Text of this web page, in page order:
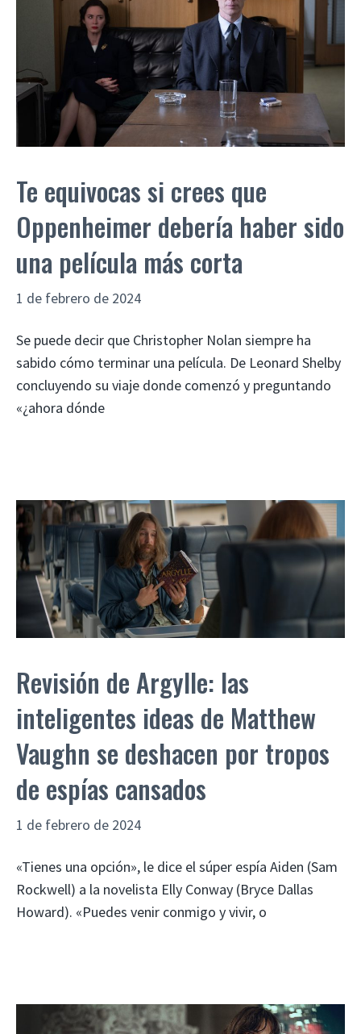
Te equivocas si crees que
Oppenheimer debería haber sido
una película más corta
1 de febrero de 2024
Se puede decir que Christopher Nolan siempre ha
sabido cómo terminar una película. De Leonard Shelby
concluyendo su viaje donde comenzó y preguntando
«¿ahora dónde
Revisión de Argylle: las
inteligentes ideas de Matthew
Vaughn se deshacen por tropos
de espías cansados
1 de febrero de 2024
«Tienes una opción», le dice el súper espía Aiden (Sam
Rockwell) a la novelista Elly Conway (Bryce Dallas
Howard). «Puedes venir conmigo y vivir, o